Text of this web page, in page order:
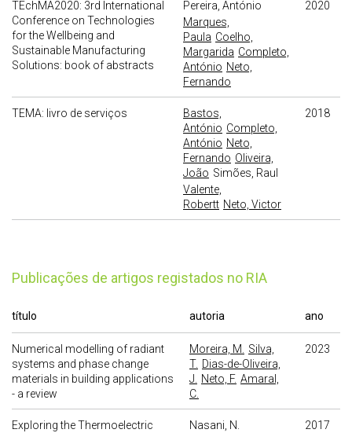
TEchMA2020: 3rd International
Conference on Technologies
for the Wellbeing and
Sustainable Manufacturing
Solutions: book of abstracts
Pereira, António
Marques,
Paula Coelho,
Margarida Completo,
António Neto,
Fernando
2020
TEMA: livro de serviços
Bastos,
António Completo,
António Neto,
Fernando Oliveira,
João Simões, Raul
Valente,
Robertt Neto, Victor
2018
publicações de artigos registados no RIA
título autoria ano
Numerical modelling of radiant
systems and phase change
materials in building applications
- a review
Moreira, M.
Silva,
T. Dias-de-Oliveira,
J.
Neto, F. Amaral,
C.
2023
Exploring the Thermoelectric
Nasani, N.
2017